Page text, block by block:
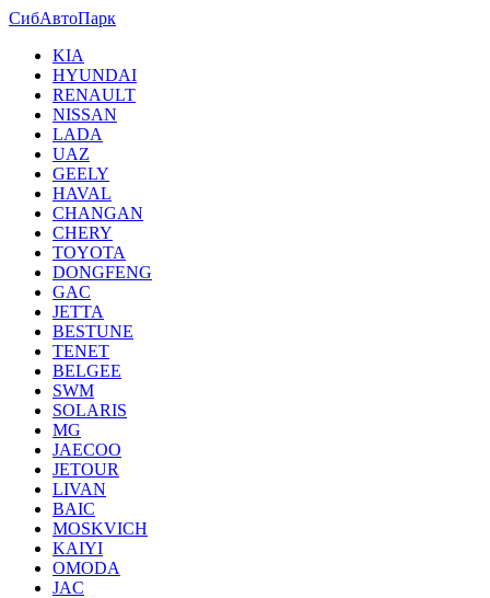
СибАвтоПарк
KIA
HYUNDAI
RENAULT
NISSAN
LADA
UAZ
GEELY
HAVAL
CHANGAN
CHERY
TOYOTA
DONGFENG
GAC
JETTA
BESTUNE
TENET
BELGEE
SWM
SOLARIS
MG
JAECOO
JETOUR
LIVAN
BAIC
MOSKVICH
KAIYI
OMODA
JAC